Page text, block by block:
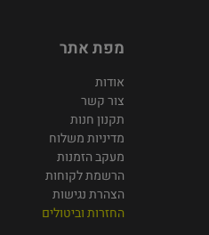
מפת אתר
אודות
צור קשר
תקנון חנות
מדיניות משלוח
מעקב הזמנות
הרשמת לקוחות
הצהרת נגישות
החזרות וביטולים